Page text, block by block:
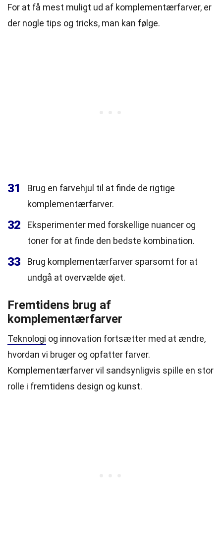
For at få mest muligt ud af komplementærfarver, er
der nogle tips og tricks, man kan følge.
31
Brug en farvehjul til at finde de rigtige
komplementærfarver.
32
Eksperimenter med forskellige nuancer og
toner for at finde den bedste kombination.
33
Brug komplementærfarver sparsomt for at
undgå at overvælde øjet.
Fremtidens brug af
komplementærfarver
Teknologi og innovation fortsætter med at ændre,
hvordan vi bruger og opfatter farver.
Komplementærfarver vil sandsynligvis spille en stor
rolle i fremtidens design og kunst.